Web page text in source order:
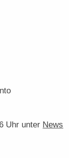
Uhr unter News